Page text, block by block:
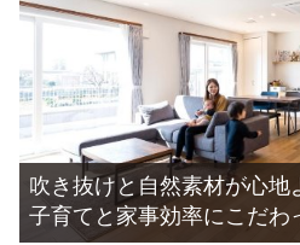
吹き抜けと自然素材が心地
子育てと家事効率にこだわ